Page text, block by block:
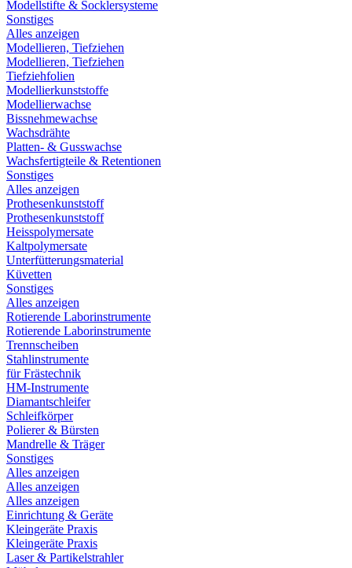
Modellstifte & Socklersysteme
Sonstiges
Alles anzeigen
Modellieren, Tiefziehen
Modellieren, Tiefziehen
Tiefziehfolien
Modellierkunststoffe
Modellierwachse
Bissnehmewachse
Wachsdrähte
Platten- & Gusswachse
Wachsfertigteile & Retentionen
Sonstiges
Alles anzeigen
Prothesenkunststoff
Prothesenkunststoff
Heisspolymersate
Kaltpolymersate
Unterfütterungsmaterial
Küvetten
Sonstiges
Alles anzeigen
Rotierende Laborinstrumente
Rotierende Laborinstrumente
Trennscheiben
Stahlinstrumente
für Frästechnik
HM-Instrumente
Diamantschleifer
Schleifkörper
Polierer & Bürsten
Mandrelle & Träger
Sonstiges
Alles anzeigen
Alles anzeigen
Alles anzeigen
Einrichtung & Geräte
Kleingeräte Praxis
Kleingeräte Praxis
Laser & Partikelstrahler